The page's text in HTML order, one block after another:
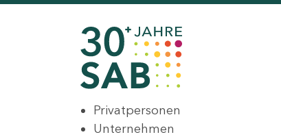
Privatpersonen
Unternehmen